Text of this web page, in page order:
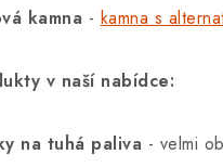
kamna - kamna s
v naší nabídce:
na tuhá paliva - velmi